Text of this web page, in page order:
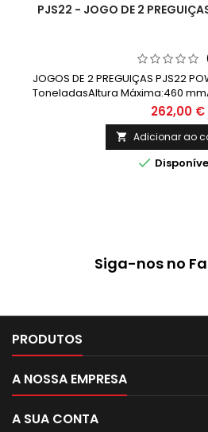
PJS22 - JOGO DE 2
JOGOS DE 2 PREGUIÇAS PJS22
ToneladasAltura Máxima:460
262,00 €
 Adicionar ao

Siga-nos no
PRODUTOS
A NOSSA EMPRESA
A SUA CONTA